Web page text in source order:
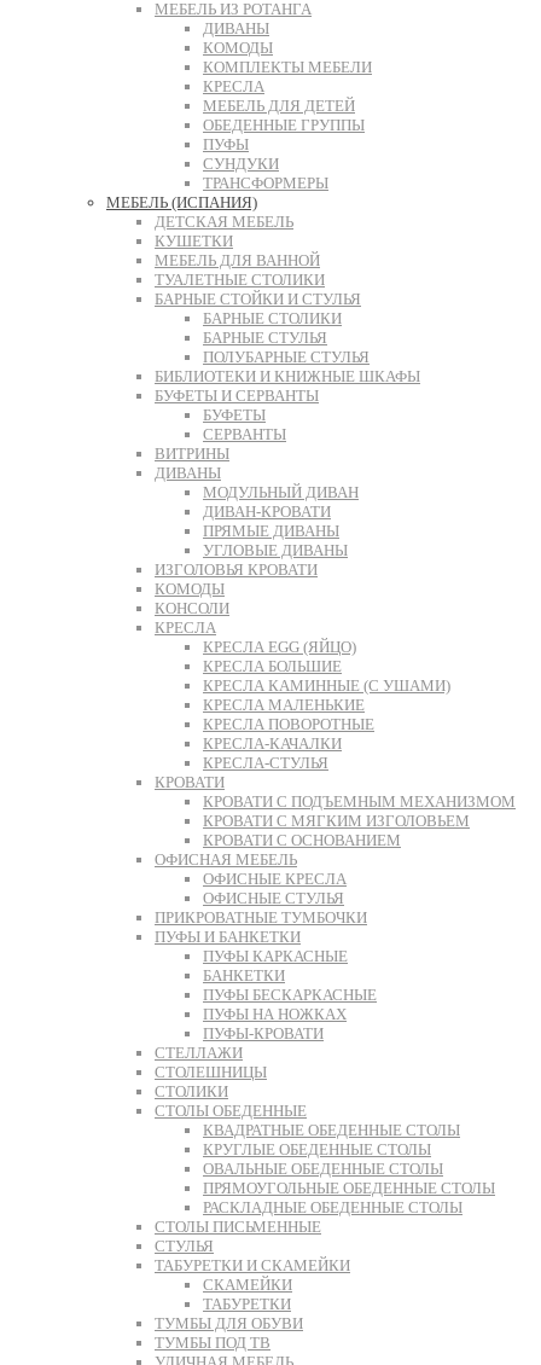
МЕБЕЛЬ ИЗ РОТАНГА
ДИВАНЫ
КОМОДЫ
КОМПЛЕКТЫ МЕБЕЛИ
КРЕСЛА
МЕБЕЛЬ ДЛЯ ДЕТЕЙ
ОБЕДЕННЫЕ ГРУППЫ
ПУФЫ
СУНДУКИ
ТРАНСФОРМЕРЫ
МЕБЕЛЬ (ИСПАНИЯ)
ДЕТСКАЯ МЕБЕЛЬ
КУШЕТКИ
МЕБЕЛЬ ДЛЯ ВАННОЙ
ТУАЛЕТНЫЕ СТОЛИКИ
БАРНЫЕ СТОЙКИ И СТУЛЬЯ
БАРНЫЕ СТОЛИКИ
БАРНЫЕ СТУЛЬЯ
ПОЛУБАРНЫЕ СТУЛЬЯ
БИБЛИОТЕКИ И КНИЖНЫЕ ШКАФЫ
БУФЕТЫ И СЕРВАНТЫ
БУФЕТЫ
СЕРВАНТЫ
ВИТРИНЫ
ДИВАНЫ
МОДУЛЬНЫЙ ДИВАН
ДИВАН-КРОВАТИ
ПРЯМЫЕ ДИВАНЫ
УГЛОВЫЕ ДИВАНЫ
ИЗГОЛОВЬЯ КРОВАТИ
КОМОДЫ
КОНСОЛИ
КРЕСЛА
КРЕСЛА EGG (ЯЙЦО)
КРЕСЛА БОЛЬШИЕ
КРЕСЛА КАМИННЫЕ (С УШАМИ)
КРЕСЛА МАЛЕНЬКИЕ
КРЕСЛА ПОВОРОТНЫЕ
КРЕСЛА-КАЧАЛКИ
КРЕСЛА-СТУЛЬЯ
КРОВАТИ
КРОВАТИ С ПОДЪЕМНЫМ МЕХАНИЗМОМ
КРОВАТИ С МЯГКИМ ИЗГОЛОВЬЕМ
КРОВАТИ С ОСНОВАНИЕМ
ОФИСНАЯ МЕБЕЛЬ
ОФИСНЫЕ КРЕСЛА
ОФИСНЫЕ СТУЛЬЯ
ПРИКРОВАТНЫЕ ТУМБОЧКИ
ПУФЫ И БАНКЕТКИ
ПУФЫ КАРКАСНЫЕ
БАНКЕТКИ
ПУФЫ БЕСКАРКАСНЫЕ
ПУФЫ НА НОЖКАХ
ПУФЫ-КРОВАТИ
СТЕЛЛАЖИ
СТОЛЕШНИЦЫ
СТОЛИКИ
СТОЛЫ ОБЕДЕННЫЕ
КВАДРАТНЫЕ ОБЕДЕННЫЕ СТОЛЫ
КРУГЛЫЕ ОБЕДЕННЫЕ СТОЛЫ
ОВАЛЬНЫЕ ОБЕДЕННЫЕ СТОЛЫ
ПРЯМОУГОЛЬНЫЕ ОБЕДЕННЫЕ СТОЛЫ
РАСКЛАДНЫЕ ОБЕДЕННЫЕ СТОЛЫ
СТОЛЫ ПИСЬМЕННЫЕ
СТУЛЬЯ
ТАБУРЕТКИ И СКАМЕЙКИ
СКАМЕЙКИ
ТАБУРЕТКИ
ТУМБЫ ДЛЯ ОБУВИ
ТУМБЫ ПОД ТВ